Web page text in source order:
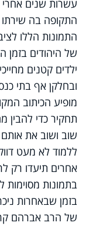
עשרות שנים אחרי
התקופה בה
התמונות הללו
של היהודים
ילדים קטנים
ובחלקן אף בתי
מופיע הכיתוב
תחקיר כדי להבין
שוב ושוב את
ללמוד לא מעט
אחרים תיעדו רק
בתמונות מסוימות
בזמן שבאחרות
של הרב אברהם